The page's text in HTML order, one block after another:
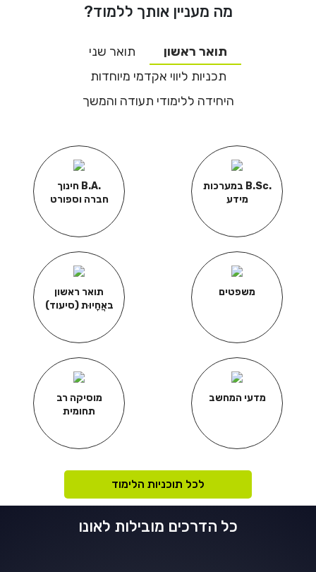
בואו נדבר
מה מעניין אותך ללמוד?
תואר ראשון
תואר שני
תכניות ליווי אקדמי מיוחדות
היחידה ללימודי תעודה והמשך
.B.Sc במערכות
מידע
.B.A חינוך
חברה וספורט
משפטים
תואר ראשון
באֲחָיוּת (סיעוד)
מדעי המחשב
מוסיקה רב
תחומית
לכל תוכניות הלימוד
כל הדרכים מובילות לאונו